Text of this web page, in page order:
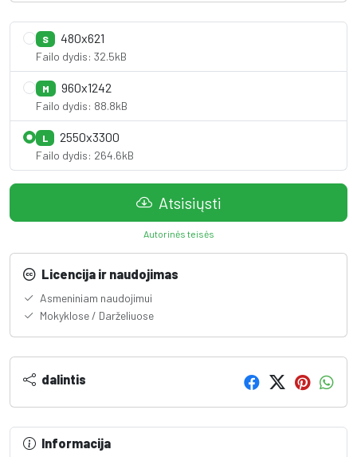
S 480x621
Failo dydis: 32.5kB
M 960x1242
Failo dydis: 88.8kB
L 2550x3300
Failo dydis: 264.6kB
Atsisiųsti
Autorinės teisės
Licencija ir naudojimas
Asmeniniam naudojimui
Mokyklose / Darželiuose
dalintis
Informacija